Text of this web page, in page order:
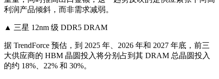
利润产品倾斜，而非需求减弱。
▲ 三星 12nm 级 DDR5 DRAM
据 TrendForce 预估，到 2025 年、2026 年和 2027 年底，前三
大供应商的 HBM 晶圆投入将分别占到其 DRAM 总晶圆投入
的约 18%、22% 和 30%。